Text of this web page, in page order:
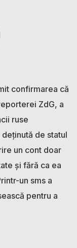
confirmarea că
ZdG, a
ruse
deținută de statul
un cont doar
și fără ca ea
un sms a
pentru a